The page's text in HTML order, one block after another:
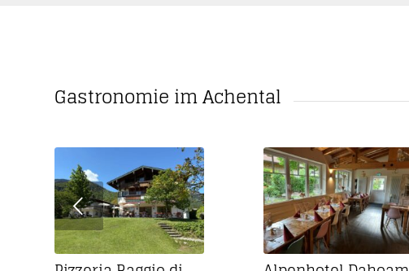
Gastronomie im Achental